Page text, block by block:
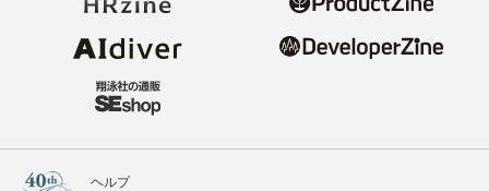
ヘルプ